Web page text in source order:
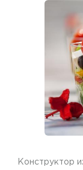
Конструктор